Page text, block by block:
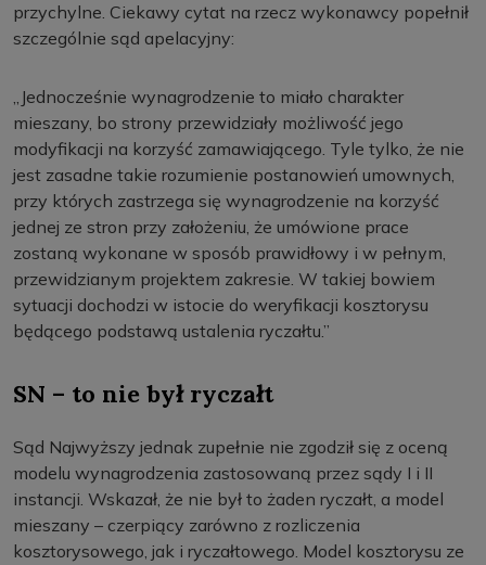
przychylne. Ciekawy cytat na rzecz wykonawcy popełnił
szczególnie sąd apelacyjny:
„Jednocześnie wynagrodzenie to miało charakter
mieszany, bo strony przewidziały możliwość jego
modyfikacji na korzyść zamawiającego. Tyle tylko, że nie
jest zasadne takie rozumienie postanowień umownych,
przy których zastrzega się wynagrodzenie na korzyść
jednej ze stron przy założeniu, że umówione prace
zostaną wykonane w sposób prawidłowy i w pełnym,
przewidzianym projektem zakresie. W takiej bowiem
sytuacji dochodzi w istocie do weryfikacji kosztorysu
będącego podstawą ustalenia ryczałtu.”
SN – to nie był ryczałt
Sąd Najwyższy jednak zupełnie nie zgodził się z oceną
modelu wynagrodzenia zastosowaną przez sądy I i II
instancji. Wskazał, że nie był to żaden ryczałt, a model
mieszany – czerpiący zarówno z rozliczenia
kosztorysowego, jak i ryczałtowego. Model kosztorysu ze